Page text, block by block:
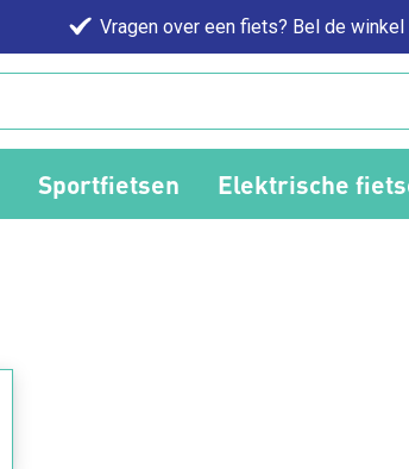
Vragen over een fiets? Bel de winkel
Sportfietsen Elektrische